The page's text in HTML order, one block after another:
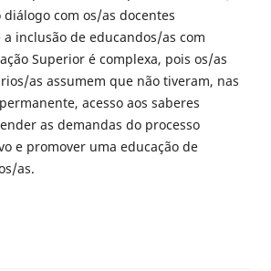
com os/as docentes
inclusão de educandos/as com
Superior é complexa, pois os/as
as assumem que não tiveram, nas
acesso aos saberes
as demandas do processo
e promover uma educação de
as.